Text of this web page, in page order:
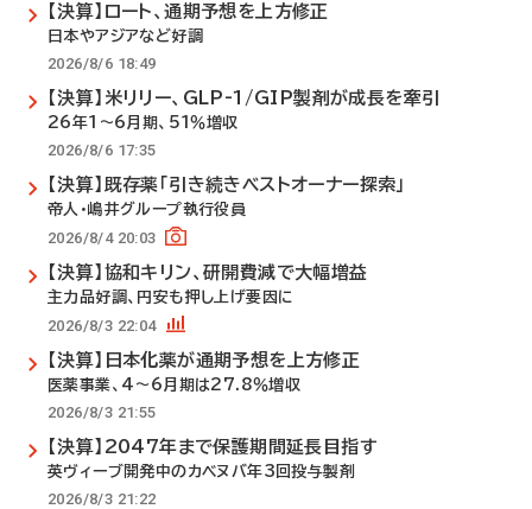
【決算】ロート、通期予想を上方修正
日本やアジアなど好調
2026/8/6 18:49
【決算】米リリー、GLP-1/GIP製剤が成長を牽引
26年1～6月期、51％増収
2026/8/6 17:35
【決算】既存薬「引き続きベストオーナー探索」
帝人・嶋井グループ執行役員
2026/8/4 20:03
【決算】協和キリン、研開費減で大幅増益
主力品好調、円安も押し上げ要因に
2026/8/3 22:04
【決算】日本化薬が通期予想を上方修正
医薬事業、4～6月期は27.8％増収
2026/8/3 21:55
【決算】2047年まで保護期間延長目指す
英ヴィーブ開発中のカベヌバ年3回投与製剤
2026/8/3 21:22